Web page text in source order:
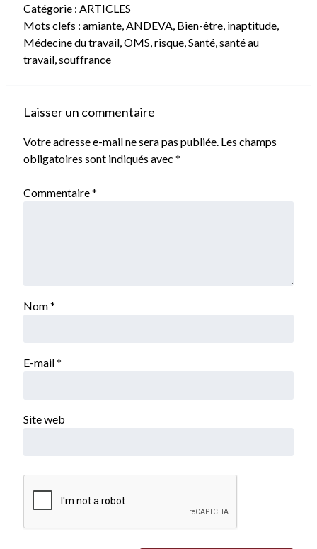
Catégorie : ARTICLES
Mots clefs : amiante, ANDEVA Bien-être, inaptitude,
Médecine du travail, OMS risque, Santé, santé au
travail, souffrance
Laisser un commentaire
Votre adresse e-mail ne sera pas publiée. Les champs
obligatoires sont indiqués avec *
Commentaire*
Nom*
E-mail*
Site web